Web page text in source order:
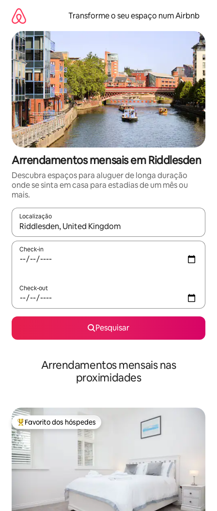
para
conteúdo
Transforme o seu espaço num Airbnb
Arrendamentos mensais em Riddlesden
Descubra espaços para aluguer de longa duração
onde se sinta em casa para estadias de um mês ou
mais.
Localização
Quando os resultados estiverem disponíveis, navegue com
Check-in
Check-out
Pesquisar
Arrendamentos mensais nas
proximidades
Favoritos dos hóspedes mais apreciados
Favorito dos hóspedes